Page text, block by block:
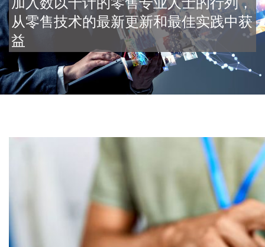
从零售技术的最新更新和最佳实践中获
益